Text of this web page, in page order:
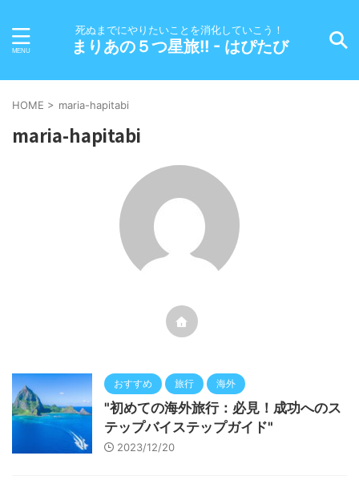
死ぬまでにやりたいことを消化していこう！
まりあの５つ星旅!! - はぴたび
HOME > maria-hapitabi
maria-hapitabi
おすすめ 旅行 海外
"初めての海外旅行：必見！成功へのス
テップバイステップガイド"
2023/12/20